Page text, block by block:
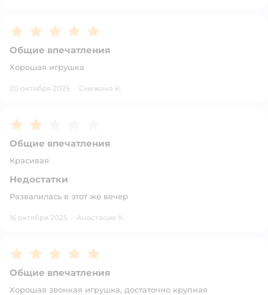
Рейтинг:5
Общие впечатления
Хорошая игрушка
20 октября 2025 · Снежана К.
Рейтинг:
Общие впечатления
Красивая
Недостатки
Развалилась в этот же вечер
16 октября 2025 · Анастасия К.
Рейтинг:5
Общие впечатления
Хорошая звонкая игрушка, достаточно крупная